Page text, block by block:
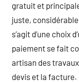
gratuit et
juste,
s’agit d’une choix
paiement se fait
artisan des
devis et la